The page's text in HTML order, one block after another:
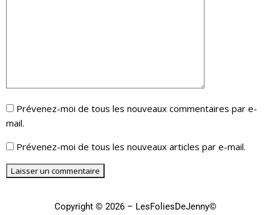
Prévenez-moi de tous les nouveaux commentaires par e-
mail.
Prévenez-moi de tous les nouveaux articles par e-mail.
Copyright © 2026 – LesFoliesDeJenny©